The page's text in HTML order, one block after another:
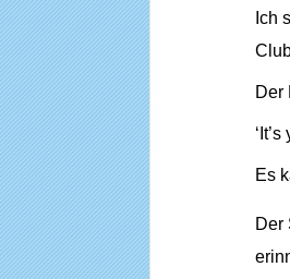
Neueste
Ich
Der
Es
Der